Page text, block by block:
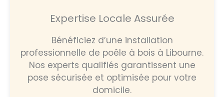
Expertise Locale Assurée
Bénéficiez d’une installation
professionnelle de poêle à bois à Libourne.
Nos experts qualifiés garantissent une
pose sécurisée et optimisée pour votre
domicile.